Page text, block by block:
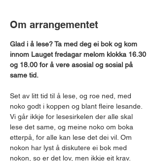
Om arrangementet
Glad i å lese? Ta med deg ei bok og kom
innom Lauget fredagar melom klokka 16.30
og 18.00 for å vere asosial og sosial på
same tid.
Set av litt tid til å lese, og roe ned, med
noko godt i koppen og blant fleire lesande.
Vi går ikkje for lesesirkelen der alle skal
lese det same, og meine noko om boka
etterpå, for alle kan lese det dei vil. Om
nokon har lyst å diskutere ei bok med
nokon, so er det lov, men ikkje eit krav.